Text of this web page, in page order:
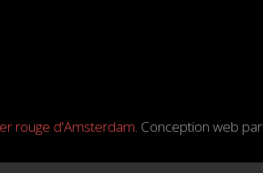
rouge d'Amsterdam. Conception web par